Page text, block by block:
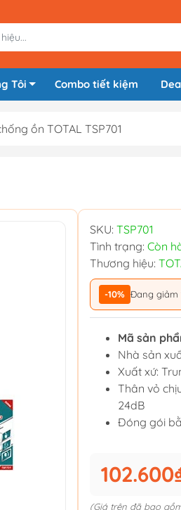
Tôi Combo tiết kiệm
ồn TOTAL TSP701
SKU: TSP701
Tình trạng: Còn
Thương hiệu:
-10% Đang giảm
Mã sản
Nhà sản
Xuất xứ:
Thân vỏ
24dB
Đóng gói
(Giá trên đã bao